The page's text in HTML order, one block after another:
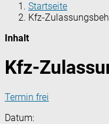
Startseite
Kfz-
Inhalt
Kfz-
Termin frei
Datum: